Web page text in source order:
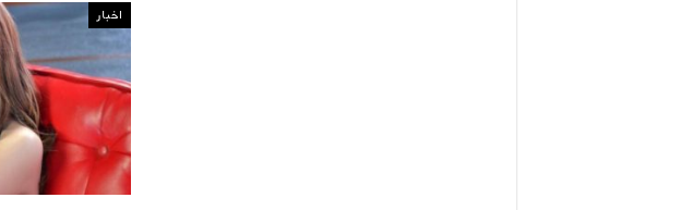
اخبار